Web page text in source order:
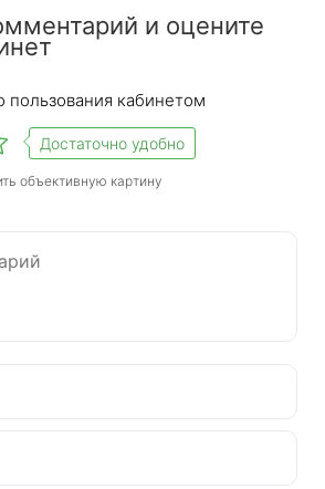
и оцените
пользования кабинетом
Достаточно удобно
объективную картину